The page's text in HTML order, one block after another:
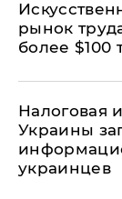
рынок
более $100
Налоговая
Украины
украинцев